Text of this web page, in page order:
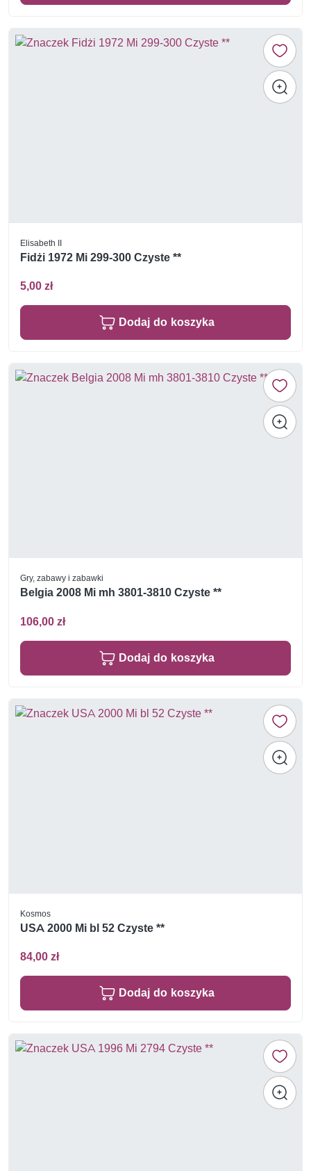
Elisabeth II
Fidżi 1972 Mi 299-300 Czyste **
5,00 zł
Dodaj do koszyka
Gry, zabawy i zabawki
Belgia 2008 Mi mh 3801-3810 Czyste **
106,00 zł
Dodaj do koszyka
Kosmos
USA 2000 Mi bl 52 Czyste **
84,00 zł
Dodaj do koszyka